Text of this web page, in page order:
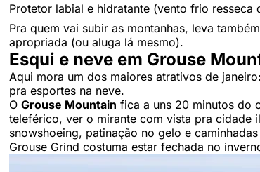
Protetor labial e hidratante (vento frio resseca
Pra quem vai subir as montanhas, leva
apropriada (ou aluga lá mesmo).
Esqui e neve em Grouse
Aqui mora um dos maiores atrativos de
pra esportes na neve.
O Grouse Mountain fica a uns 20 minutos do
teleférico, ver o mirante com vista pra cidade
snowshoeing, patinação no gelo e
Grouse Grind costuma estar fechada no